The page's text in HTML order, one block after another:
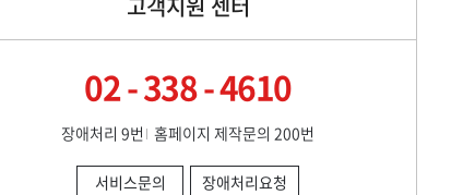
02 - 338 - 4610
장애처리 9번 홈페이지 제작문의 200번
서비스문의 장애처리요청